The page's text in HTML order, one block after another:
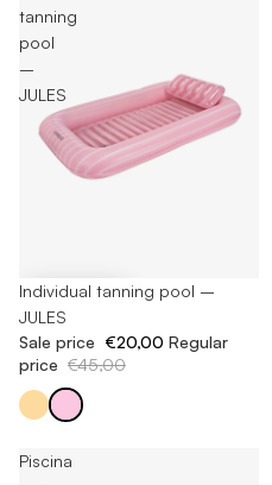
tanning
pool
–
JULES
-55%
Individual tanning pool –
JULES
Sale price €20,00 Regular
price €45,00
Piscina